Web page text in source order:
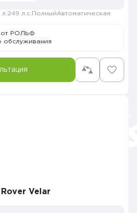
249 л.с. ПолныйАвтоматическая
от РОЛЬФ
обслуживания
Velar